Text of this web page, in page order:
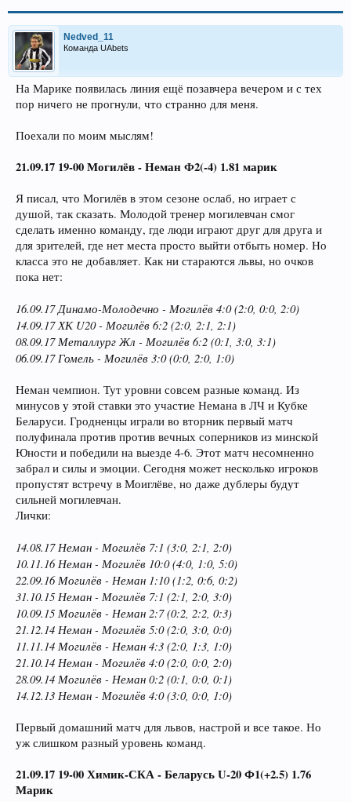
Nedved_11
Команда UAbets
На Марике появилась линия ещё позавчера вечером и с тех
пор ничего не прогнули, что странно для меня.
Поехали по моим мыслям!
21.09.17 19-00 Могилёв - Неман Ф2(-4) 1.81 марик
Я писал, что Могилёв в этом сезоне ослаб, но играет с
душой, так сказать. Молодой тренер могилевчан смог
сделать именно команду, где люди играют друг для друга и
для зрителей, где нет места просто выйти отбыть номер. Но
класса это не добавляет. Как ни стараются львы, но очков
пока нет:
16.09.17 Динамо-Молодечно - Могилёв 4:0 (2:0, 0:0, 2:0)
14.09.17 ХК U20 - Могилёв 6:2 (2:0, 2:1, 2:1)
08.09.17 Металлург Жл - Могилёв 6:2 (0:1, 3:0, 3:1)
06.09.17 Гомель - Могилёв 3:0 (0:0, 2:0, 1:0)
Неман чемпион. Тут уровни совсем разные команд. Из
минусов у этой ставки это участие Немана в ЛЧ и Кубке
Беларуси. Гродненцы играли во вторник первый матч
полуфинала против против вечных соперников из минской
Юности и победили на выезде 4-6. Этот матч несомненно
забрал и силы и эмоции. Сегодня может несколько игроков
пропустят встречу в Моиглёве, но даже дублеры будут
сильней могилевчан.
Лички:
14.08.17 Неман - Могилёв 7:1 (3:0, 2:1, 2:0)
10.11.16 Неман - Могилёв 10:0 (4:0, 1:0, 5:0)
22.09.16 Могилёв - Неман 1:10 (1:2, 0:6, 0:2)
31.10.15 Неман - Могилёв 7:1 (2:1, 2:0, 3:0)
10.09.15 Могилёв - Неман 2:7 (0:2, 2:2, 0:3)
21.12.14 Неман - Могилёв 5:0 (2:0, 3:0, 0:0)
11.11.14 Могилёв - Неман 4:3 (2:0, 1:3, 1:0)
21.10.14 Неман - Могилёв 4:0 (2:0, 0:0, 2:0)
28.09.14 Могилёв - Неман 0:2 (0:1, 0:0, 0:1)
14.12.13 Неман - Могилёв 4:0 (3:0, 0:0, 1:0)
Первый домашний матч для львов, настрой и все такое. Но
уж слишком разный уровень команд.
21.09.17 19-00 Химик-СКА - Беларусь U-20 Ф1(+2.5) 1.76
Марик